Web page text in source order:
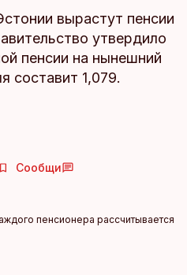
вырастут пенсии
утвердило
пенсии на нынешний
составит 1,079.
Сообщи
пенсионера рассчитывается